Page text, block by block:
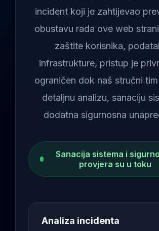
incident koji je zahtijevao
obustavu rada ove web
zaštite korisnika,
infrastrukture, pristup je
ograničen dok naš stručni
detaljnu analizu, sanaciju
dodatna sigurnosna
Sanacija sistema i
provjera su u toku
Analiza incidenta